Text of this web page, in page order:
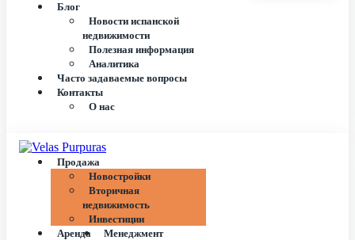
Блог
Новости испанской
недвижимости
Полезная информация
Аналитика
Часто задаваемые вопросы
Контакты
О нас
Продажа
Новостройки
Вторичная
недвижимость
Инвестиции
Аренда
Менеджмент